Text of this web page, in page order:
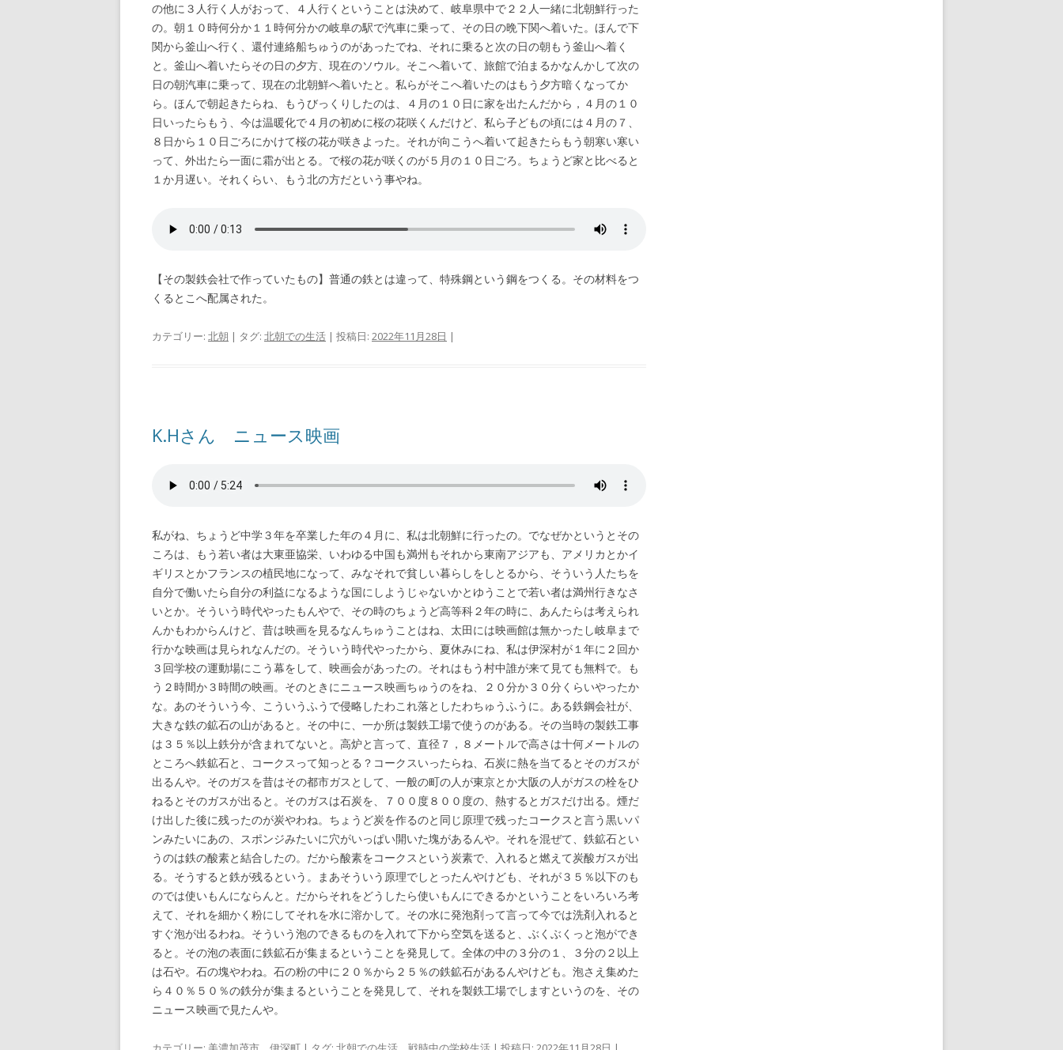
の他に３人行く人がおって、４人行くということは決めて、岐阜県中で２２人一緒に北朝鮮行った
の。朝１０時何分か１１時何分かの岐阜の駅で汽車に乗って、その日の晩下関へ着いた。ほんで下
関から釜山へ行く、還付連絡船ちゅうのがあったでね、それに乗ると次の日の朝もう釜山へ着く
と。釜山へ着いたらその日の夕方、現在のソウル。そこへ着いて、旅館で泊まるかなんかして次の
日の朝汽車に乗って、現在の北朝鮮へ着いたと。私らがそこへ着いたのはもう夕方暗くなってか
ら。ほんで朝起きたらね、もうびっくりしたのは、４月の１０日に家を出たんだから，４月の１０
日いったらもう、今は温暖化で４月の初めに桜の花咲くんだけど、私ら子どもの頃には４月の７、
８日から１０日ごろにかけて桜の花が咲きよった。それが向こうへ着いて起きたらもう朝寒い寒い
って、外出たら一面に霜が出とる。で桜の花が咲くのが５月の１０日ごろ。ちょうど家と比べると
１か月遅い。それくらい、もう北の方だという事やね。
【その製鉄会社で作っていたもの】普通の鉄とは違って、特殊鋼という鋼をつくる。その材料をつ
くるとこへ配属された。
カテゴリー: 北朝 | タグ: 北朝での生活 | 投稿日: 2022年11月28日 |
K.Hさん ニュース映画
私がね、ちょうど中学３年を卒業した年の４月に、私は北朝鮮に行ったの。でなぜかというとその
ころは、もう若い者は大東亜協栄、いわゆる中国も満州もそれから東南アジアも、アメリカとかイ
ギリスとかフランスの植民地になって、みなそれで貧しい暮らしをしとるから、そういう人たちを
自分で働いたら自分の利益になるような国にしようじゃないかとゆうことで若い者は満州行きなさ
いとか。そういう時代やったもんやで、その時のちょうど高等科２年の時に、あんたらは考えられ
んかもわからんけど、昔は映画を見るなんちゅうことはね、太田には映画館は無かったし岐阜まで
行かな映画は見られなんだの。そういう時代やったから、夏休みにね、私は伊深村が１年に２回か
３回学校の運動場にこう幕をして、映画会があったの。それはもう村中誰が来て見ても無料で。も
う２時間か３時間の映画。そのときにニュース映画ちゅうのをね、２０分か３０分くらいやったか
な。あのそういう今、こういうふうで侵略したわこれ落としたわちゅうふうに。ある鉄鋼会社が、
大きな鉄の鉱石の山があると。その中に、一か所は製鉄工場で使うのがある。その当時の製鉄工事
は３５％以上鉄分が含まれてないと。高炉と言って、直径７，８メートルで高さは十何メートルの
ところへ鉄鉱石と、コークスって知っとる？コークスいったらね、石炭に熱を当てるとそのガスが
出るんや。そのガスを昔はその都市ガスとして、一般の町の人が東京とか大阪の人がガスの栓をひ
ねるとそのガスが出ると。そのガスは石炭を、７００度８００度の、熱するとガスだけ出る。煙だ
け出した後に残ったのが炭やわね。ちょうど炭を作るのと同じ原理で残ったコークスと言う黒いパ
ンみたいにあの、スポンジみたいに穴がいっぱい開いた塊があるんや。それを混ぜて、鉄鉱石とい
うのは鉄の酸素と結合したの。だから酸素をコークスという炭素で、入れると燃えて炭酸ガスが出
る。そうすると鉄が残るという。まあそういう原理でしとったんやけども、それが３５％以下のも
のでは使いもんにならんと。だからそれをどうしたら使いもんにできるかということをいろいろ考
えて、それを細かく粉にしてそれを水に溶かして。その水に発泡剤って言って今では洗剤入れると
すぐ泡が出るわね。そういう泡のできるものを入れて下から空気を送ると、ぶくぶくっと泡ができ
ると。その泡の表面に鉄鉱石が集まるということを発見して。全体の中の３分の１、３分の２以上
は石や。石の塊やわね。石の粉の中に２０％から２５％の鉄鉱石があるんやけども。泡さえ集めた
ら４０％５０％の鉄分が集まるということを発見して、それを製鉄工場でしますというのを、その
ニュース映画で見たんや。